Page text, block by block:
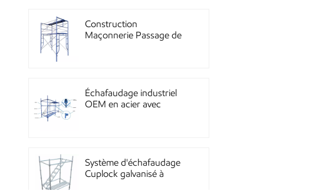
Construction
Maçonnerie Passage de
Échafaudage industriel
OEM en acier avec
Système d'échafaudage
Cuplock galvanisé à